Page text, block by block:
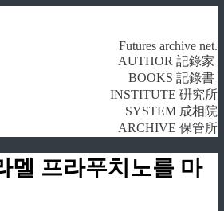
Futures archive net.
AUTHOR 記錄家
BOOKS 記錄書
INSTITUTE 硏究所
SYSTEM 成相院
ARCHIVE 保管所
멜 프라푸치노를 마